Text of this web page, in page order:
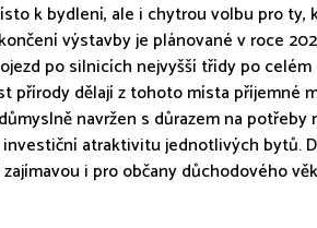
k bydlení, ale i chytrou volbu pro ty,
výstavby je plánované v roce
po silnicích nejvyšší třídy po celém
přírody dělají z tohoto místa příjemné
navržen s důrazem na potřeby
atraktivitu jednotlivých bytů.
i pro občany důchodového